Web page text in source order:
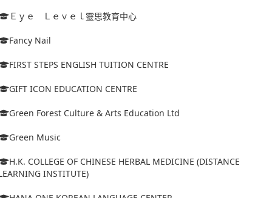
Ｅｙｅ Ｌｅｖｅｌ靈思教育中心
Fancy Nail
FIRST STEPS ENGLISH TUITION CENTRE
GIFT ICON EDUCATION CENTRE
Green Forest Culture & Arts Education Ltd
Green Music
H.K. COLLEGE OF CHINESE HERBAL MEDICINE (DISTANCE
INSTITUTE)